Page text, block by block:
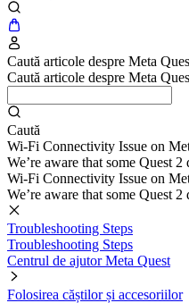
Caută articole despre Meta
Caută articole despre Meta
Caută
Wi-Fi Connectivity Issue on
We’re aware that some Quest
Wi-Fi Connectivity Issue on
We’re aware that some Quest
Troubleshooting Steps
Troubleshooting Steps
Centrul de ajutor Meta Quest
Folosirea căștilor și accesoriilor